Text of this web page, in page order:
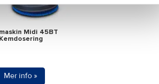
Midi 45BT
Kemdosering
Mer info »